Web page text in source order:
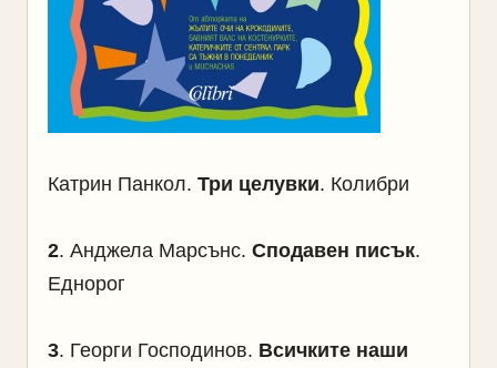
Катрин Панкол. Три целувки. Колибри
2. Анджела Марсънс. Сподавен писък.
Еднорог
3. Георги Господинов. Всичките наши